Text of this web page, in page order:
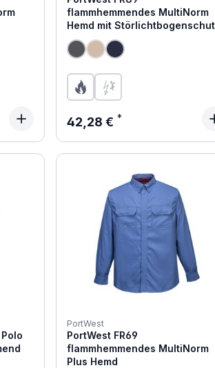
flammhemmendes MultiNorm
Hemd mit
(Diese Option ist zurzeit
Regulärer Preis:
42,28 €
PortWest
PortWest FR69
flammhemmendes MultiNorm
Plus Hemd